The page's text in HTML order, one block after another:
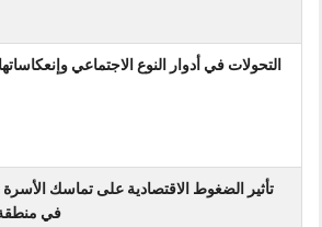
التحولات في أدوار النوع الاجتماعي
تأثير الضغوط الاقتصادية على تماسك
في منطقة